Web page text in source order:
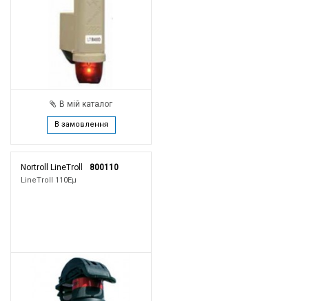
В мій каталог
В замовлення
Nortroll LineTroll 800110
LineTroll 110Eμ